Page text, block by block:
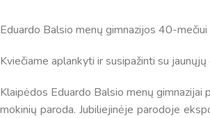
Eduardo Balsio menų gimnazijos 40-
Kviečiame aplankyti ir susipažinti su jaunųjų
Klaipėdos Eduardo Balsio menų
mokinių paroda. Jubiliejinėje parodoje